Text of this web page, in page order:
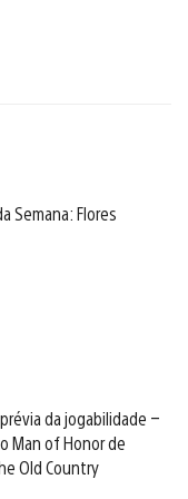
Semana: Flores
da jogabilidade –
Man of Honor de
Old Country